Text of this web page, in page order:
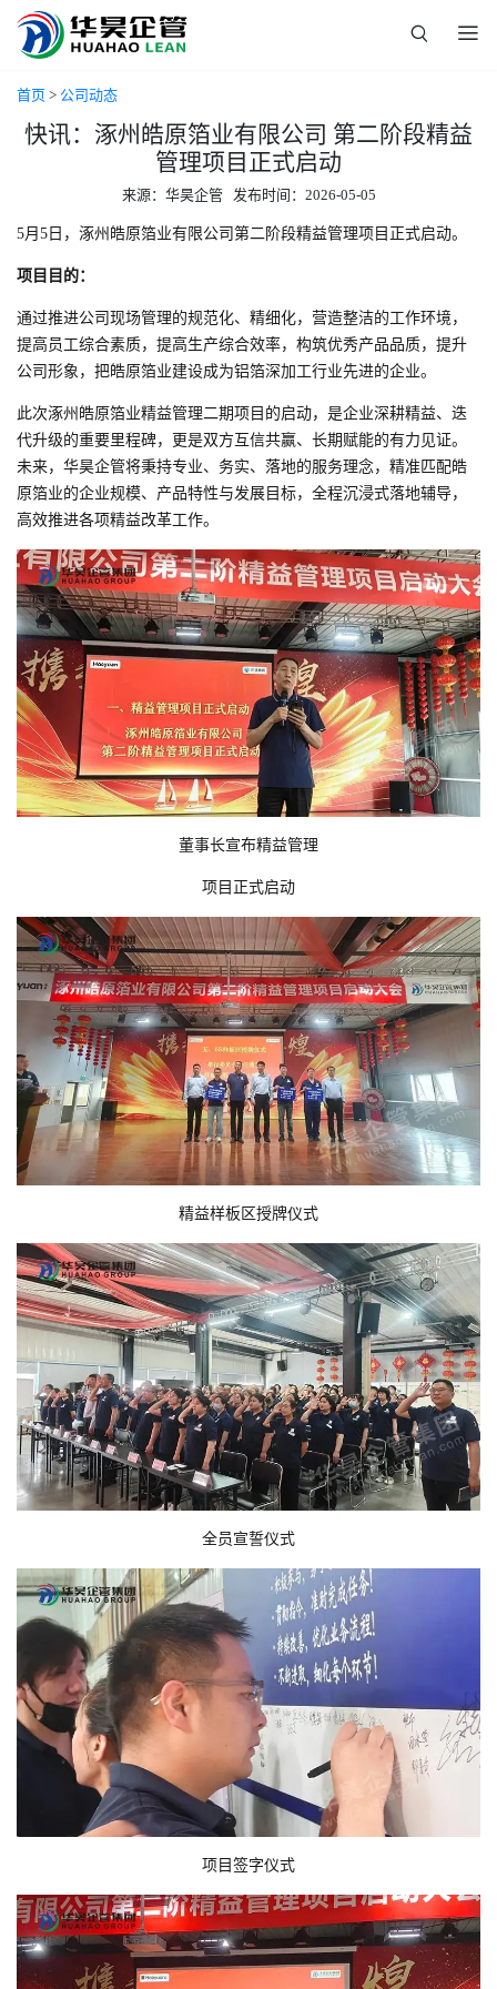
首页 > 公司动态
快讯：涿州皓原箔业有限公司 第二阶段精益
管理项目正式启动
来源：华昊企管 发布时间：2026-05-05
5月5日，涿州皓原箔业有限公司第二阶段精益管理项目正式启动。
项目目的：
通过推进公司现场管理的规范化、精细化，营造整洁的工作环境，
提高员工综合素质，提高生产综合效率，构筑优秀产品品质，提升
公司形象，把皓原箔业建设成为铝箔深加工行业先进的企业。
此次涿州皓原箔业精益管理二期项目的启动，是企业深耕精益、迭
代升级的重要里程碑，更是双方互信共赢、长期赋能的有力见证。
未来，华昊企管将秉持专业、务实、落地的服务理念，精准匹配皓
原箔业的企业规模、产品特性与发展目标，全程沉浸式落地辅导，
高效推进各项精益改革工作。
董事长宣布精益管理
项目正式启动
精益样板区授牌仪式
全员宣誓仪式
项目签字仪式